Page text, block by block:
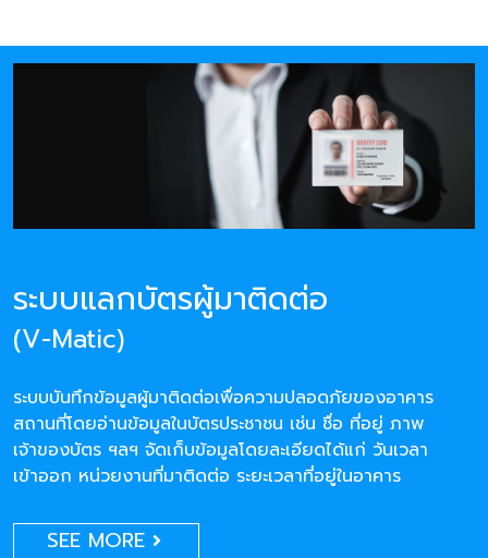
ระบบแลกบัตรผู้มาติดต่อ
(V-Matic)
ระบบบันทึกข้อมูลผู้มาติดต่อเพื่อความปลอดภัยของอาคาร
สถานที่โดยอ่านข้อมูลในบัตรประชาชน เช่น ชื่อ ที่อยู่ ภาพ
เจ้าของบัตร ฯลฯ จัดเก็บข้อมูลโดยละเอียดได้แก่ วันเวลา
เข้าออก หน่วยงานที่มาติดต่อ ระยะเวลาที่อยู่ในอาคาร
SEE MORE